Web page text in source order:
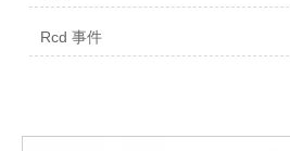
Rcd 事件